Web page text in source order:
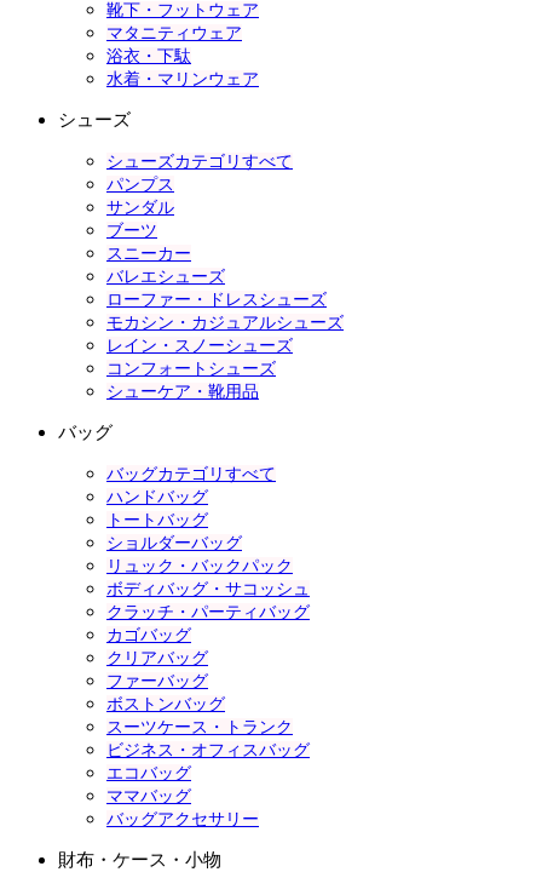
靴下・フットウェア
マタニティウェア
浴衣・下駄
水着・マリンウェア
シューズ
シューズカテゴリすべて
パンプス
サンダル
ブーツ
スニーカー
バレエシューズ
ローファー・ドレスシューズ
モカシン・カジュアルシューズ
レイン・スノーシューズ
コンフォートシューズ
シューケア・靴用品
バッグ
バッグカテゴリすべて
ハンドバッグ
トートバッグ
ショルダーバッグ
リュック・バックパック
ボディバッグ・サコッシュ
クラッチ・パーティバッグ
カゴバッグ
クリアバッグ
ファーバッグ
ボストンバッグ
スーツケース・トランク
ビジネス・オフィスバッグ
エコバッグ
ママバッグ
バッグアクセサリー
財布・ケース・小物